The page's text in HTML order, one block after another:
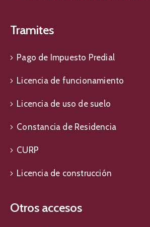
Tramites
Pago de Impuesto Predial
Licencia de funcionamiento
Licencia de uso de suelo
Constancia de Residencia
CURP
Licencia de construcción
Otros accesos